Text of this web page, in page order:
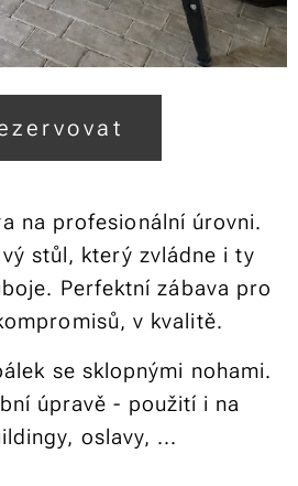
na profesionální úrovni.
stůl, který zvládne i ty
Perfektní zábava pro
v kvalitě.
se sklopnými nohami.
úpravě - použití i na
oslavy, ...